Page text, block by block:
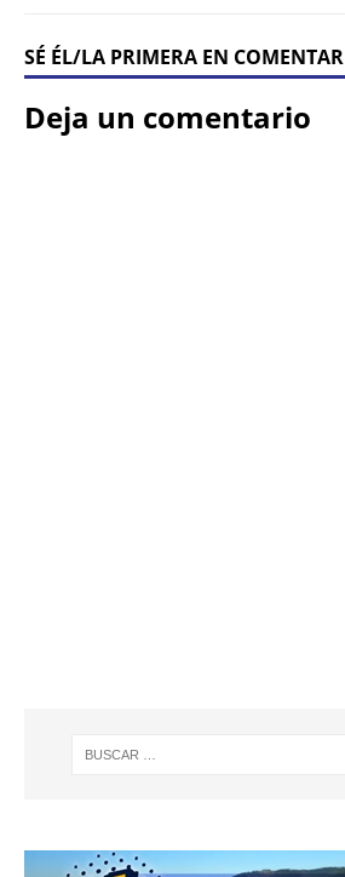
SÉ ÉL/LA PRIMERA EN COMENTAR
Deja un comentario